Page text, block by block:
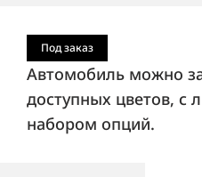
Под заказ
Автомобиль можно
доступных цветов,
набором опций.